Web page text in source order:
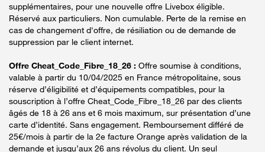
supplémentaires, pour une nouvelle offre Livebox éligible.
Réservé aux particuliers. Non cumulable. Perte de la remise en
cas de changement d'offre, de résiliation ou de demande de
suppression par le client internet.
Offre Cheat_Code_Fibre_18_26 : Offre soumise à conditions,
valable à partir du 10/04/2025 en France métropolitaine, sous
réserve d’éligibilité et d’équipements compatibles, pour la
souscription à l’offre Cheat_Code_Fibre_18_26 par des clients
âgés de 18 à 26 ans et 6 mois maximum, sur présentation d’une
carte d’identité. Sans engagement. Remboursement différé de
25€/mois à partir de la 2e facture Orange après validation de la
demande et jusqu’aux 26 ans révolus du client. Un seul